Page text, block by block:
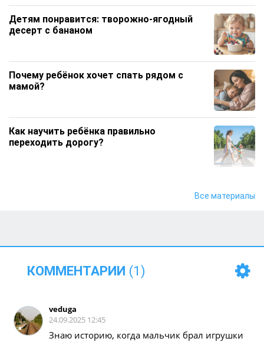
Детям понравится: творожно‑ягодный
десерт с бананом
Почему ребёнок хочет спать рядом с
мамой?
Как научить ребёнка правильно
переходить дорогу?
детскую площадку?
Все материалы
КОММЕНТАРИИ (1)
veduga
24.09.2025 12:45
Знаю историю, когда мальчик брал игрушки